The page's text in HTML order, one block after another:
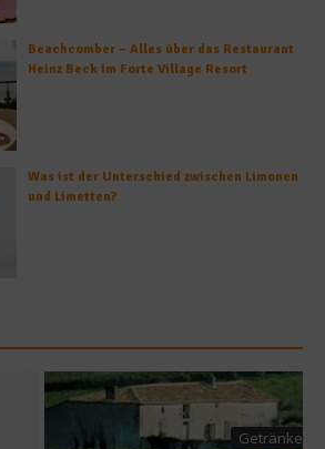
Beachcomber – Alles über das Restaurant
Heinz Beck im Forte Village Resort
Was ist der Unterschied zwischen Limonen
und Limetten?
Getränke